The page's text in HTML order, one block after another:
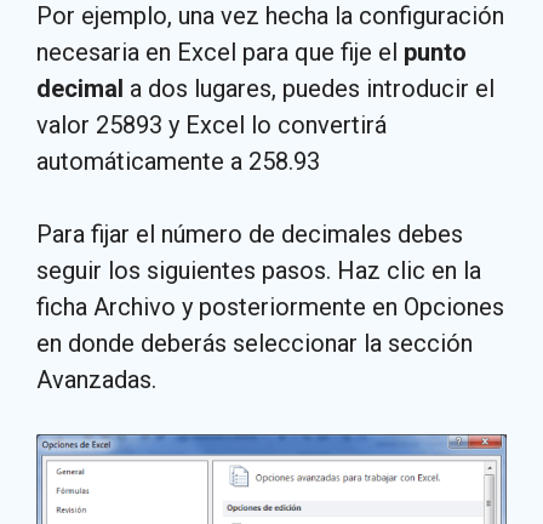
Por ejemplo, una vez hecha la configuración
necesaria en Excel para que fije el punto
decimal a dos lugares, puedes introducir el
valor 25893 y Excel lo convertirá
automáticamente a 258.93
Para fijar el número de decimales debes
seguir los siguientes pasos. Haz clic en la
ficha Archivo y posteriormente en Opciones
en donde deberás seleccionar la sección
Avanzadas.